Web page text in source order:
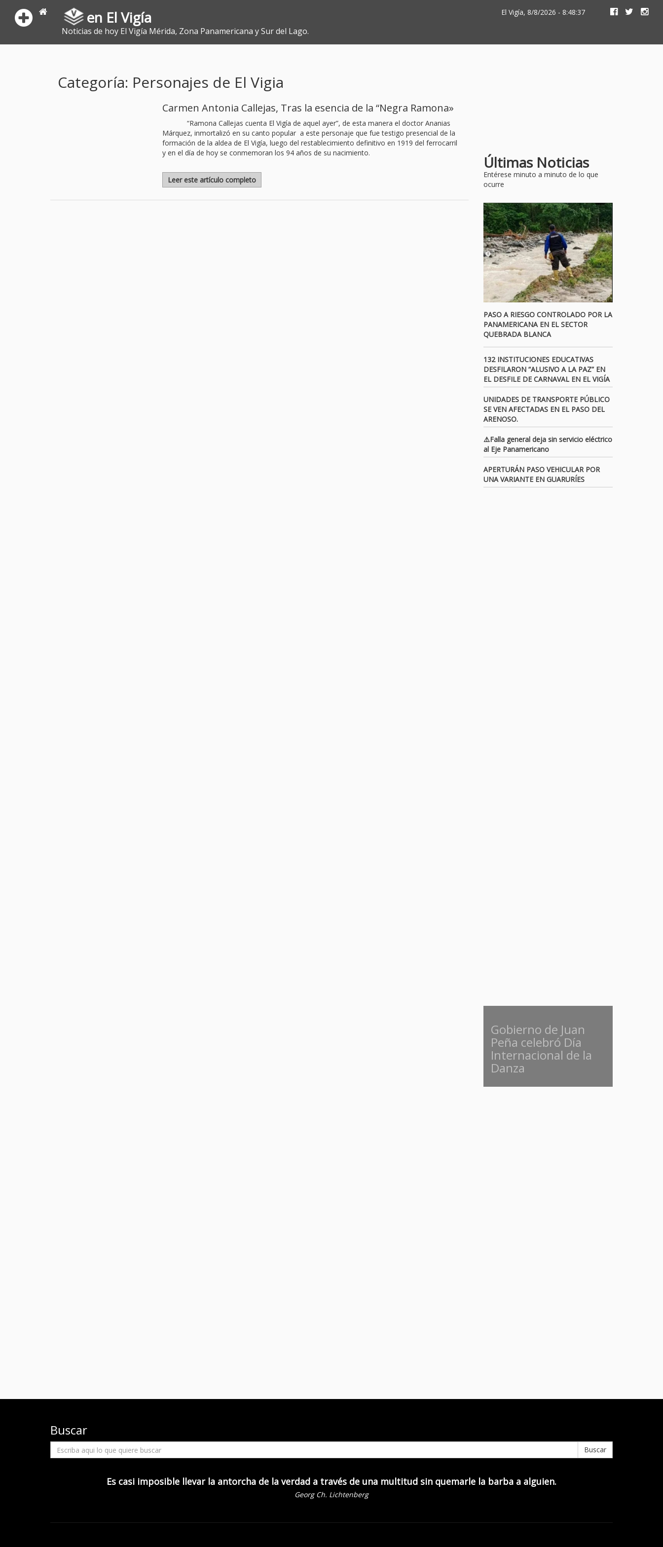
en El Vigía
Noticias de hoy El Vigía Mérida, Zona Panamericana y Sur del Lago.
El Vigía, 8/8/2026 - 8:48:37
Categoría: Personajes de El Vigia
Carmen Antonia Callejas, Tras la esencia de la “Negra Ramona»
“Ramona Callejas cuenta El Vigía de aquel ayer”, de esta manera el doctor Ananias
Márquez, inmortalizó en su canto popular a este personaje que fue testigo presencial de la
formación de la aldea de El Vigía, luego del restablecimiento definitivo en 1919 del ferrocarril
y en el día de hoy se conmemoran los 94 años de su nacimiento.
Leer este artículo completo
Últimas Noticias
Entérese minuto a minuto de lo que
ocurre
PASO A RIESGO CONTROLADO POR LA
PANAMERICANA EN EL SECTOR
QUEBRADA BLANCA
132 INSTITUCIONES EDUCATIVAS
DESFILARON “ALUSIVO A LA PAZ” EN
EL DESFILE DE CARNAVAL EN EL VIGÍA
UNIDADES DE TRANSPORTE PÚBLICO
SE VEN AFECTADAS EN EL PASO DEL
ARENOSO.
⚠️Falla general deja sin servicio eléctrico
al Eje Panamericano
APERTURÁN PASO VEHICULAR POR
UNA VARIANTE EN GUARURÍES
Gobierno de Juan
Peña celebró Día
Internacional de la
Danza
Buscar
Buscar
Es casi imposible llevar la antorcha de la verdad a través de una multitud sin quemarle la barba a alguien.
Georg Ch. Lichtenberg